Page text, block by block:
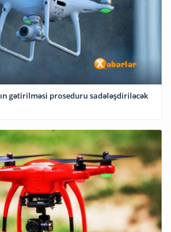
gətirilməsi proseduru sadələşdiriləcək